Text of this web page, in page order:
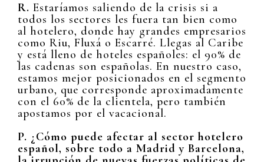
R. Estaríamos saliendo de la crisis si a
todos los sectores les fuera tan bien como
al hotelero, donde hay grandes empresarios
como Riu, Fluxá o Escarré. Llegas al Caribe
y está lleno de hoteles españoles: el 90% de
las cadenas son españolas. En nuestro caso,
estamos mejor posicionados en el segmento
urbano, que corresponde aproximadamente
con el 60% de la clientela, pero también
apostamos por el vacacional.
P. ¿Cómo puede afectar al sector hotelero
español, sobre todo a Madrid y Barcelona,